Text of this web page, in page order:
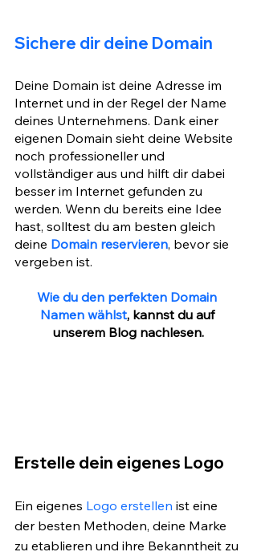
Sichere dir deine Domain
Deine Domain ist deine Adresse im
Internet und in der Regel der Name
deines Unternehmens. Dank einer
eigenen Domain sieht deine Website
noch professioneller und
vollständiger aus und hilft dir dabei
besser im Internet gefunden zu
werden. Wenn du bereits eine Idee
hast, solltest du am besten gleich
deine Domain reservieren, bevor sie
vergeben ist.
Wie du den perfekten Domain
Namen wählst, kannst du auf
unserem Blog nachlesen.
Erstelle dein eigenes Logo
Ein eigenes Logo erstellen ist eine
der besten Methoden, deine Marke
zu etablieren und ihre Bekanntheit zu